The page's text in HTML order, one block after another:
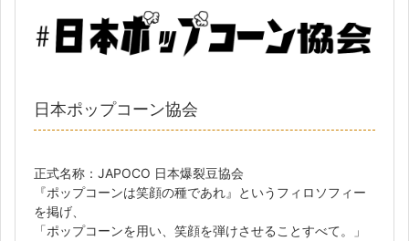
日本ポップコーン協会
​正式名称：JAPOCO 日本爆裂豆協会
『ポップコーンは笑顔の種であれ』というフィロソフィー
を掲げ、
「ポップコーンを用い、笑顔を弾けさせることすべて。」